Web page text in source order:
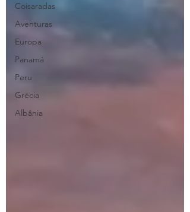
Coisaradas
Aventuras
Europa
Panamá
Peru
Grécia
Albânia